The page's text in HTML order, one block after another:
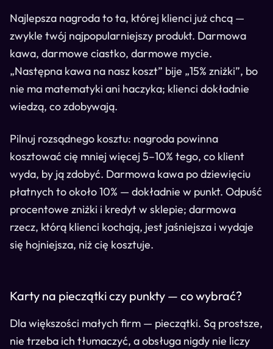
Najlepsza nagroda to ta, której klienci już chcą —
zwykle twój najpopularniejszy produkt. Darmowa
kawa, darmowe ciastko, darmowe mycie.
„Następna kawa na nasz koszt” bije „15% zniżki”, bo
nie ma matematyki ani haczyka; klienci dokładnie
wiedzą, co zdobywają.
Pilnuj rozsądnego kosztu: nagroda powinna
kosztować cię mniej więcej 5–10% tego, co klient
wyda, by ją zdobyć. Darmowa kawa po dziewięciu
płatnych to około 10% — dokładnie w punkt. Odpuść
procentowe zniżki i kredyt w sklepie; darmowa
rzecz, którą klienci kochają, jest jaśniejsza i wydaje
się hojniejsza, niż cię kosztuje.
Karty na pieczątki czy punkty — co wybrać?
Dla większości małych firm — pieczątki. Są prostsze,
nie trzeba ich tłumaczyć, a obsługa nigdy nie liczy